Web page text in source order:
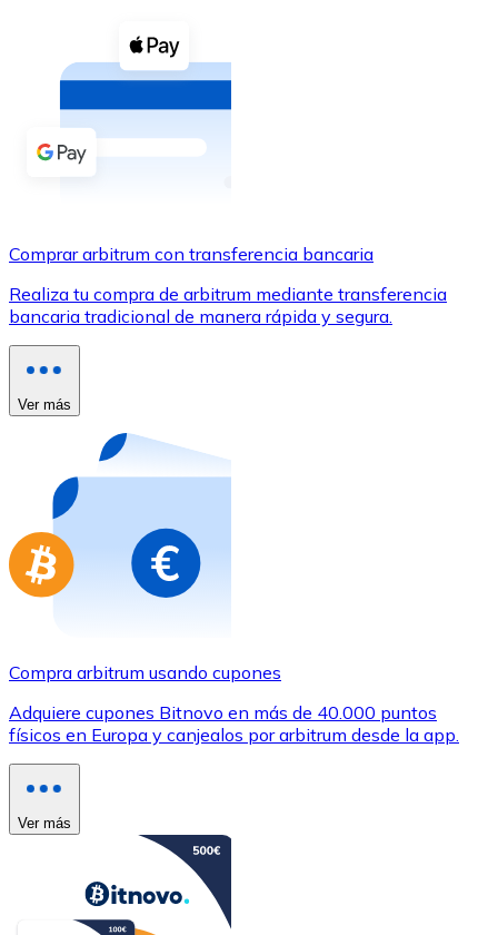
Compra criptomonedas con efectivo en tu tienda más
Comprar con efectivo
Transferencia SEPA
Utiliza tarjetas Visa y Mastercard para comprar
Comprar con tarjeta
Compra tarjetas regalo de tus marcas favoritas con
Ir a la tienda de tarjetas regalo
Comprar arbitrum con transferencia bancaria
Realiza tu compra de arbitrum mediante transferencia
bancaria tradicional de manera rápida y segura.
Ver más
Compra arbitrum usando cupones
Adquiere cupones Bitnovo en más de 40.000 puntos
físicos en Europa y canjealos por arbitrum desde la app.
Ver más